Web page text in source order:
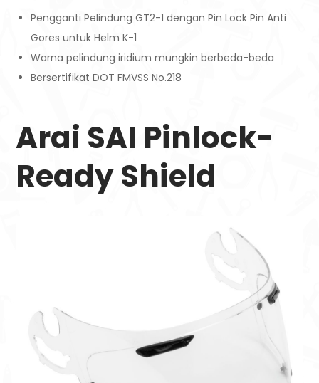
Pengganti Pelindung GT2-1 dengan Pin Lock Pin Anti
Gores untuk Helm K-1
Warna pelindung iridium mungkin berbeda-beda
Bersertifikat DOT FMVSS No.218
Arai SAI Pinlock-
Ready Shield